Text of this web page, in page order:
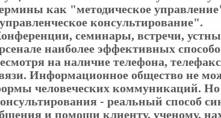
как "методическое
консультирование".
семинары, встречи,
наиболее эффективных
на наличие телефона,
Информационное общество не
человеческих коммуникаций. Но
- реальный способ
и помощи клиенту, ученому,